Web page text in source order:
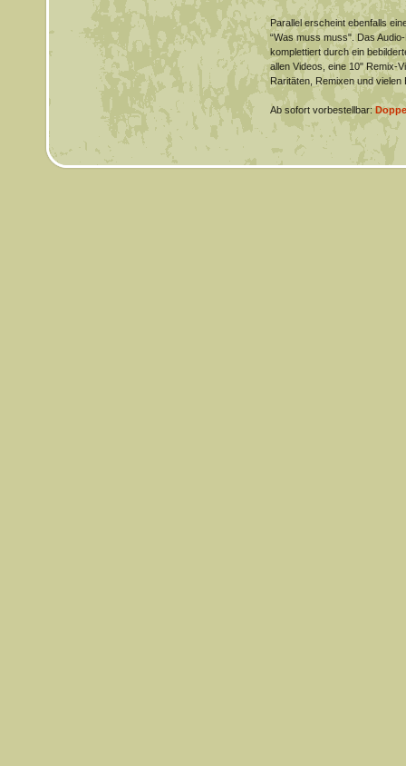
Parallel erscheint ebenfalls
“Was muss muss". Das
komplettiert durch ein
allen Videos, eine 10" Remix-
Raritäten, Remixen und vielen
Ab sofort vorbestellbar: